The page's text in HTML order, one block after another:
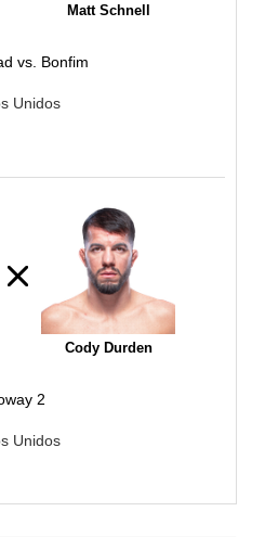
Matt Schnell
vs. Bonfim
Unidos
Cody Durden
2
Unidos